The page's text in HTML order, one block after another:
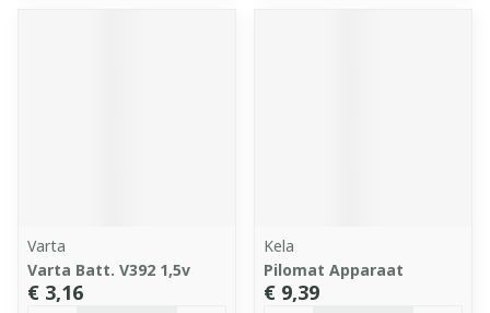
Varta
Varta Batt. V392 1,5v
€ 3,16
Kela
Pilomat Apparaat
€ 9,39